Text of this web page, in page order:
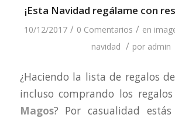
¡Esta Navidad regálame con
10/12/2017 / 0 Comentarios / en
navidad / por admin
¿Haciendo la lista de regalos de
incluso comprando los
Magos? Por casualidad